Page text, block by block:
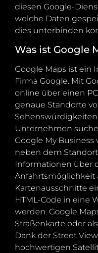
diesen Google-
welche Daten
dies unterbinden
Was ist Google
Google Maps ist ein
Firma Google. Mit
online über einen
genaue Standorte
Unternehmen
Google My
neben dem
Informationen über
Anfahrtsmöglichkeit
Kartenausschnitte
HTML-Code in eine
werden. Google
Straßenkarte oder
Dank der Street
hochwertigen